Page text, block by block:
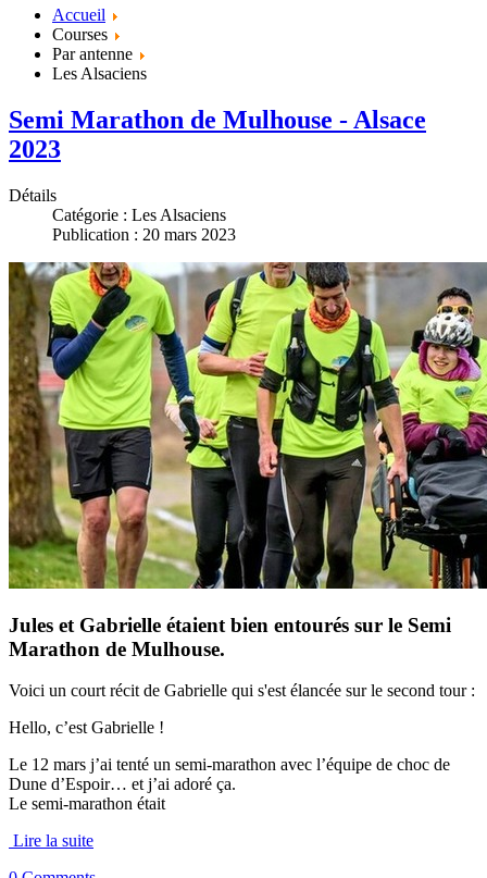
Accueil
Courses
Par antenne
Les Alsaciens
Semi Marathon de Mulhouse - Alsace
2023
Détails
Catégorie : Les Alsaciens
Publication : 20 mars 2023
Jules et Gabrielle étaient bien entourés sur le Semi
Marathon de Mulhouse.
Voici un court récit de Gabrielle qui s'est élancée sur le second tour :
Hello, c’est Gabrielle !
Le 12 mars j’ai tenté un semi-marathon avec l’équipe de choc de
Dune d’Espoir… et j’ai adoré ça.
Le semi-marathon était
Lire la suite